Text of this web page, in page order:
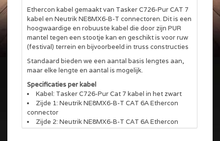
Ethercon kabel gemaakt van Tasker C726-Pur CAT 7
kabel en Neutrik NE8MX6-B-T connectoren. Dit is een
hoogwaardige en robuuste kabel die door zijn PUR
mantel tegen een stootje kan en geschikt is voor ruw
(festival) terrein en bijvoorbeeld in truss constructies
Standaard bieden we een aantal basis lengtes aan,
maar elke lengte en aantal is mogelijk.
Specificaties per kabel
Kabel: Tasker C726-Pur Cat 7 kabel in het zwart
Zijde 1: Neutrik NE8MX6-B-T CAT 6A Ethercon
connector
Zijde 2: Neutrik NE8MX6-B-T CAT 6A Ethercon
connector